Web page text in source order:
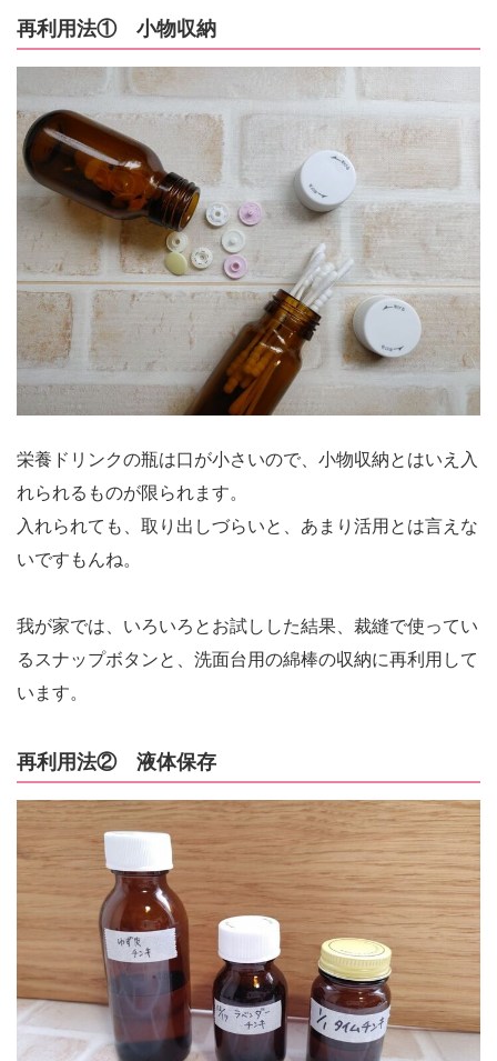
再利用法① 小物収納
栄養ドリンクの瓶は口が小さいので、小物収納とはいえ入
れられるものが限られます。
入れられても、取り出しづらいと、あまり活用とは言えな
いですもんね。
我が家では、いろいろとお試しした結果、裁縫で使ってい
るスナップボタンと、洗面台用の綿棒の収納に再利用して
います。
再利用法② 液体保存